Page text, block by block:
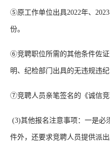
⑤原工作单位出具2022年、
份。
⑥竞聘职位所需的其他条件佐
明、纪检部门出具的无违规违纪
⑦竞聘人员亲笔签名的《诚信竞
(3)其他报名注意事项：一是必
件外，还要求竞聘人员提供派